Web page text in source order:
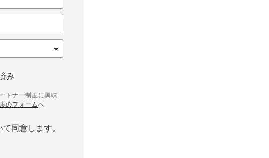
み
トナー制度に興味
のフォームへ
同意します。